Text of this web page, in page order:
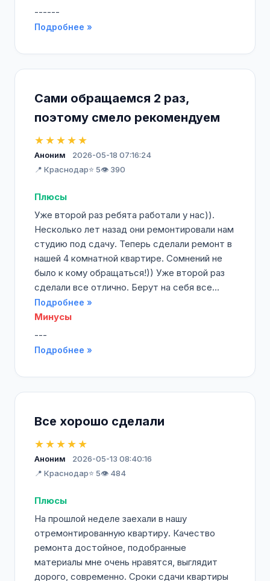
------
Подробнее »
Сами обращаемся 2 раз,
поэтому смело рекомендуем
★★★★★
Аноним
2026-05-18 07:16:24
📍 Краснодар⭐ 5👁️ 390
Плюсы
Уже второй раз ребята работали у нас)).
Несколько лет назад они ремонтировали нам
студию под сдачу. Теперь сделали ремонт в
нашей 4 комнатной квартире. Сомнений не
было к кому обращаться!)) Уже второй раз
сделали все отлично. Берут на себя все...
Подробнее »
Минусы
---
Подробнее »
Все хорошо сделали
★★★★★
Аноним
2026-05-13 08:40:16
📍 Краснодар⭐ 5👁️ 484
Плюсы
На прошлой неделе заехали в нашу
отремонтированную квартиру. Качество
ремонта достойное, подобранные
материалы мне очень нравятся, выглядит
дорого, современно. Сроки сдачи квартиры